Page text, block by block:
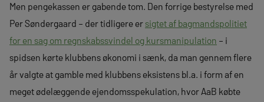
Men pengekassen er gabende tom. Den forrige bestyrelse med
Per Søndergaard – der tidligere er sigtet af bagmandspolitiet
for en sag om regnskabssvindel og kursmanipulation – i
spidsen kørte klubbens økonomi i sænk, da man gennem flere
år valgte at gamble med klubbens eksistens bl.a. i form af en
meget ødelæggende ejendomsspekulation, hvor AaB købte